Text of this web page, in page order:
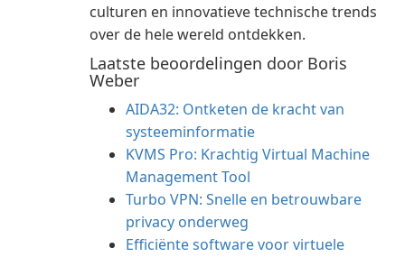
culturen en innovatieve technische trends
over de hele wereld ontdekken.
Laatste beoordelingen door Boris
Weber
AIDA32: Ontketen de kracht van
systeeminformatie
KVMS Pro: Krachtig Virtual Machine
Management Tool
Turbo VPN: Snelle en betrouwbare
privacy onderweg
Efficiënte software voor virtuele